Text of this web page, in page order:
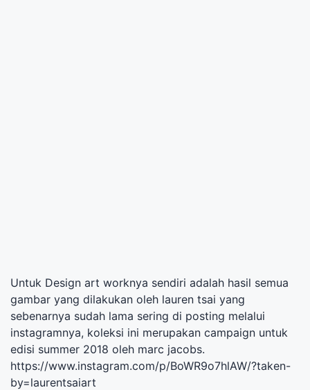
Untuk Design art worknya sendiri adalah hasil semua
gambar yang dilakukan oleh lauren tsai yang
sebenarnya sudah lama sering di posting melalui
instagramnya, koleksi ini merupakan campaign untuk
edisi summer 2018 oleh marc jacobs.
https://www.instagram.com/p/BoWR9o7hlAW/?taken-
by=laurentsaiart